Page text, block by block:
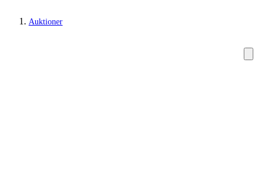
Auktioner